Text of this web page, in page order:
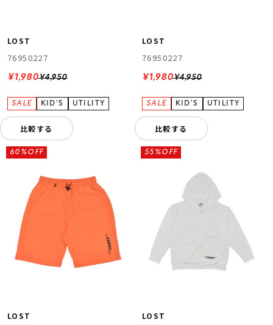
LOST
76950227
¥4,950
¥1,980
比較する
LOST
76950227
¥4,950
¥1,980
比較する
LOST
60%OFF
LOST
55%OFF